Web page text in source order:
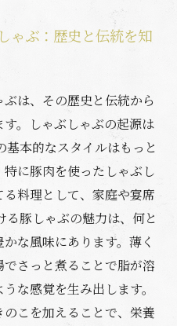
ゃぶ：歴史と伝統を知
は、その歴史と伝統から
。しゃぶしゃぶの起源は
本的なスタイルはもっと
に豚肉を使ったしゃぶし
料理として、家庭や宴席
豚しゃぶの魅力は、何と
な風味にあります。薄く
さっと煮ることで脂が溶
な感覚を生み出します。
こを加えることで、栄養